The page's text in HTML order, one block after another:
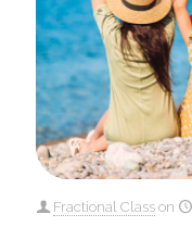
Fractional Class on